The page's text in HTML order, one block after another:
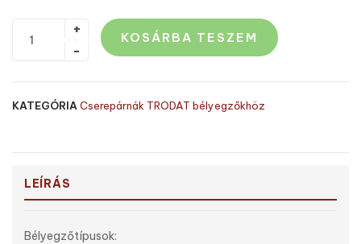
KOSÁRBA TESZEM
KATEGÓRIA Cserepárnák TRODAT bélyegzőkhöz
LEÍRÁS
Bélyegzőtípusok: